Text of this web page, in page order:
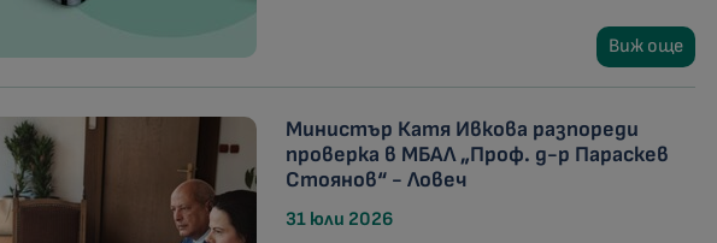
Виж още
Министър Катя Ивкова разпореди
проверка в МБАЛ „Проф. д-р Параскев
Стоянов“ - Ловеч
31 юли 2026